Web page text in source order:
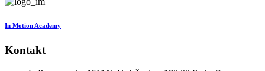
In Motion Academy
Kontakt